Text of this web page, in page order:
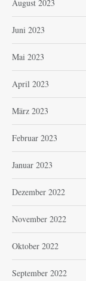
August 2023
Juni 2023
Mai 2023
April 2023
März 2023
Februar 2023
Januar 2023
Dezember 2022
November 2022
Oktober 2022
September 2022